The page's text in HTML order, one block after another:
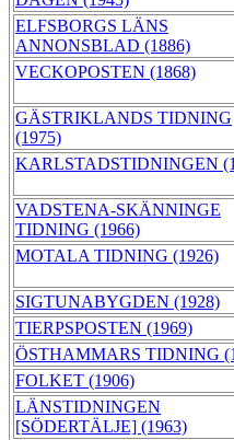
ELFSBORGS LÄNS
ANNONSBLAD (1886)
VECKOPOSTEN (1868)
GÄSTRIKLANDS TIDNING
(1975)
KARLSTADSTIDNINGEN
VADSTENA-SKÄNNINGE
TIDNING (1966)
MOTALA TIDNING (1926)
SIGTUNABYGDEN (1928)
TIERPSPOSTEN (1969)
ÖSTHAMMARS TIDNING
FOLKET (1906)
LÄNSTIDNINGEN
[SÖDERTÄLJE] (1963)